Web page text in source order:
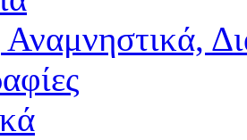
Αναμνηστικά,